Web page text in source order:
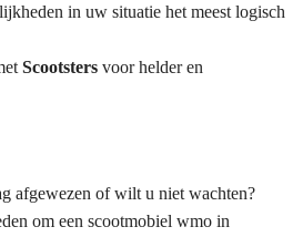
in uw situatie het meest logisch
Scootsters voor helder en
afgewezen of wilt u niet wachten?
om een scootmobiel wmo in